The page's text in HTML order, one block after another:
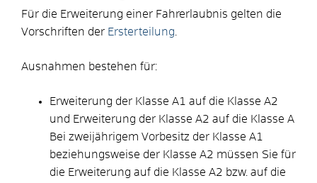
Für die Erweiterung einer Fahrerlaubnis gelten die
Vorschriften der Ersterteilung
Ausnahmen bestehen für:
Erweiterung der Klasse A1 auf die Klasse A2
und Erweiterung der Klasse A2 auf die Klasse A
Bei zweijährigem Vorbesitz der Klasse A1
beziehungsweise der Klasse A2 müssen Sie für
die Erweiterung auf die Klasse A2 bzw. auf die